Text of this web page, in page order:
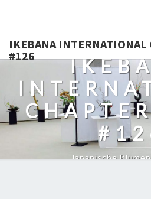
IKEBANA INTERNATIONAL
#126
Japanische